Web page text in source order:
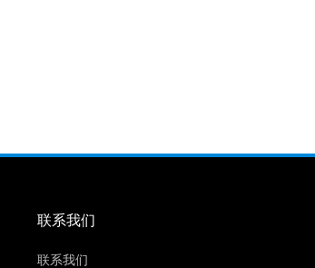
联系我们
联系我们